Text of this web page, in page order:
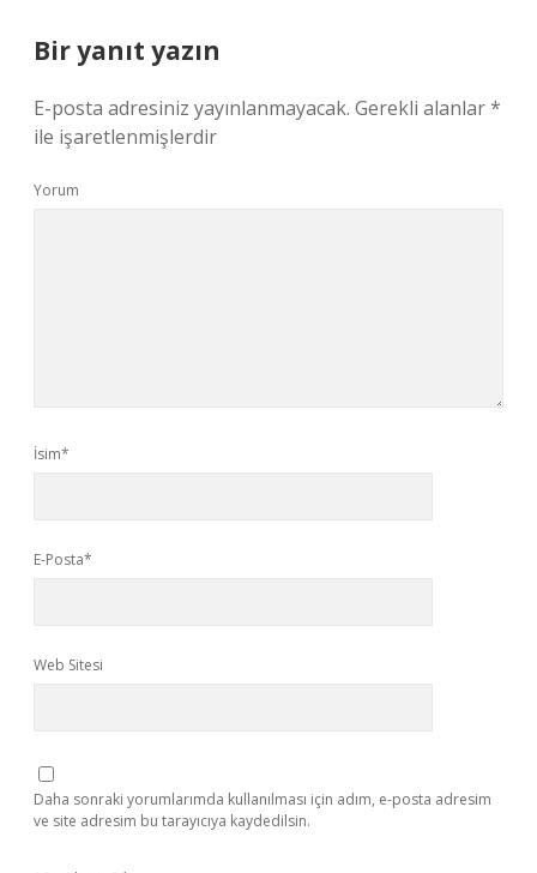
Bir yanıt yazın
E-posta adresiniz yayınlanmayacak. Gerekli alanlar*
ile işaretlenmişlerdir
Yorum
İsim*
E-Posta*
Web Sitesi
Daha sonraki yorumlarımda kullanılması için adım, e-posta adresim
ve site adresim bu tarayıcıya kaydedilsin.